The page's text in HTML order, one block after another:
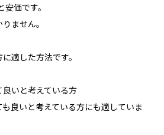
価です。
ません。
適した方法です。
いと考えている方
良いと考えている方にも適していま